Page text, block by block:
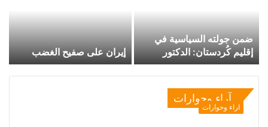
إيران على صفيح الغضب
ضمن جولته السياسية في
إقليم كُردستان: الدكتور
رزگار قاسم يلتقي الأستاذ
روميو هكاري السكرتير العام
لحزب بيت نهرين الديمقراطي
في هوليرآراء وحوارات
اراء وحوارات